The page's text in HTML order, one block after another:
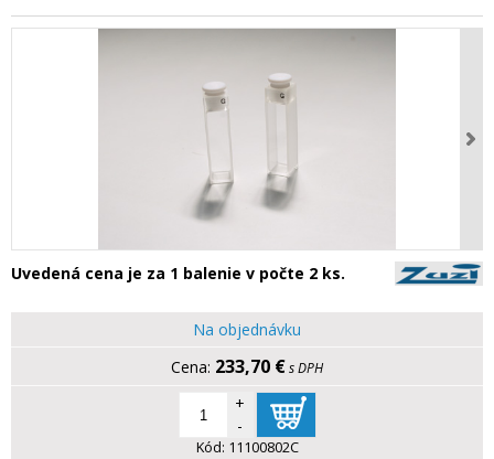
Uvedená cena je za 1 balenie v počte 2 ks.
Na objednávku
233,70 €s DPH
+
-
Kód: 11100802C